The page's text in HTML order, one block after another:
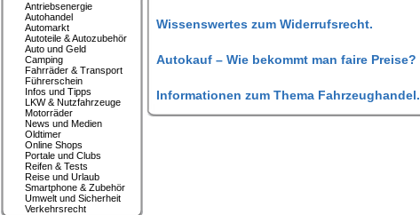
Wissenswertes zum Widerrufsrecht.
Autokauf – Wie bekommt man faire Preise?
Informationen zum Thema Fahrzeughandel.
Antriebsenergie
Autohandel
Automarkt
Autoteile & Autozubehör
Auto und Geld
Camping
Fahrräder & Transport
Führerschein
Infos und Tipps
LKW & Nutzfahrzeuge
Motorräder
News und Medien
Oldtimer
Online Shops
Portale und Clubs
Reifen & Tests
Reise und Urlaub
Smartphone & Zubehör
Umwelt und Sicherheit
Verkehrsrecht